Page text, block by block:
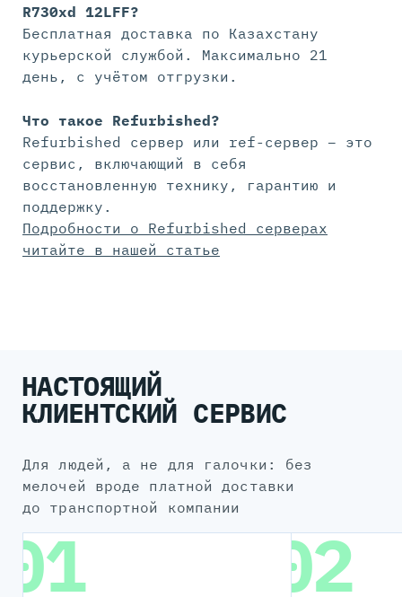
R730xd 12LFF?
Бесплатная доставка по Казахстану
курьерской службой. Максимально 21
день, с учётом отгрузки.
Что такое Refurbished?
Refurbished сервер или ref-сервер – это
сервис, включающий в себя
восстановленную технику, гарантию и
поддержку.
Подробности о Refurbished серверах
читайте в нашей статье
НАСТОЯЩИЙ
КЛИЕНТСКИЙ СЕРВИС
для людей, а не для галочки: без
мелочей вроде платной доставки
до транспортной компании
01 02